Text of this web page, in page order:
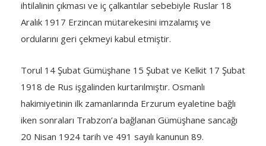
ihtilalinin çıkması ve iç çalkantılar sebebiyle Ruslar 18
Aralık 1917 Erzincan mütarekesini imzalamış ve
ordularını geri çekmeyi kabul etmiştir.
Torul 14 Şubat Gümüşhane 15 Şubat ve Kelkit 17 Şubat
1918 de Rus işgalinden kurtarılmıştır. Osmanlı
hakimiyetinin ilk zamanlarında Erzurum eyaletine bağlı
iken sonraları Trabzon’a bağlanan Gümüşhane sancağı
20 Nisan 1924 tarih ve 491 sayılı kanunun 89.